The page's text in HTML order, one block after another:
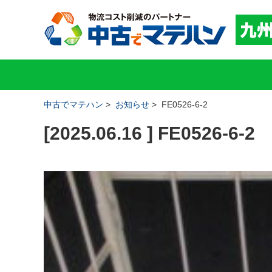
中古でマテハン > お知らせ > FE0526-6-2
[2025.06.16 ] FE0526-6-2